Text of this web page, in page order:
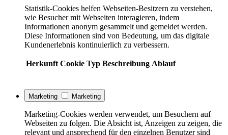
Statistik-Cookies helfen Webseiten-Besitzern zu verstehen,
wie Besucher mit Webseiten interagieren, indem
Informationen anonym gesammelt und gemeldet werden.
Diese Informationen sind von Bedeutung, um das digitale
Kundenerlebnis kontinuierlich zu verbessern.
Herkunft Cookie Typ Beschreibung Ablauf
Marketing Marketing
Marketing-Cookies werden verwendet, um Besuchern auf
Webseiten zu folgen. Die Absicht ist, Anzeigen zu zeigen, die
relevant und ansprechend für den einzelnen Benutzer sind